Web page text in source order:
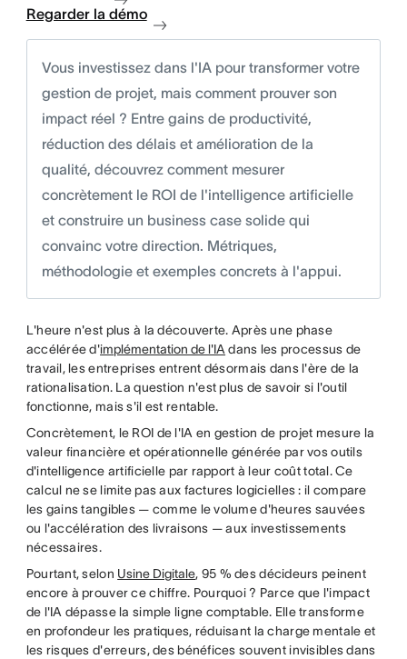
Regarder la démo
Vous investissez dans l'IA pour transformer votre
gestion de projet, mais comment prouver son
impact réel ? Entre gains de productivité,
réduction des délais et amélioration de la
qualité, découvrez comment mesurer
concrètement le ROI de l'intelligence artificielle
et construire un business case solide qui
convainc votre direction. Métriques,
méthodologie et exemples concrets à l'appui.
L'heure n'est plus à la découverte. Après une phase
accélérée d'implémentation de l'IA dans les processus de
travail, les entreprises entrent désormais dans l'ère de la
rationalisation. La question n'est plus de savoir si l'outil
fonctionne, mais s'il est rentable.
Concrètement, le ROI de l'IA en gestion de projet mesure la
valeur financière et opérationnelle générée par vos outils
d'intelligence artificielle par rapport à leur coût total. Ce
calcul ne se limite pas aux factures logicielles : il compare
les gains tangibles — comme le volume d'heures sauvées
ou l'accélération des livraisons — aux investissements
nécessaires.
Pourtant, selon Usine Digitale, 95 % des décideurs peinent
encore à prouver ce chiffre. Pourquoi ? Parce que l'impact
de l'IA dépasse la simple ligne comptable. Elle transforme
en profondeur les pratiques, réduisant la charge mentale et
les risques d'erreurs, des bénéfices souvent invisibles dans